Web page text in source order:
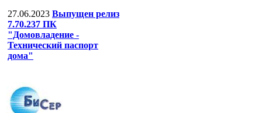
27.06.2023 Выпущен релиз
7.70.237 ПК
"Домовладение -
Технический паспорт
дома"